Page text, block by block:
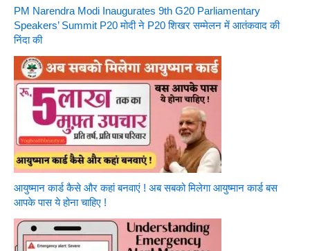
PM Narendra Modi Inaugurates 9th G20 Parliamentary
Speakers’ Summit P20 मोदी ने P20 शिखर सम्मेलन में आतंकवाद की
निंदा की
आयुष्मान कार्ड कैसे और कहां बनवाएं ! अब सबको मिलेगा आयुष्मान कार्ड बस
आपके पास ये होना चाहिए !